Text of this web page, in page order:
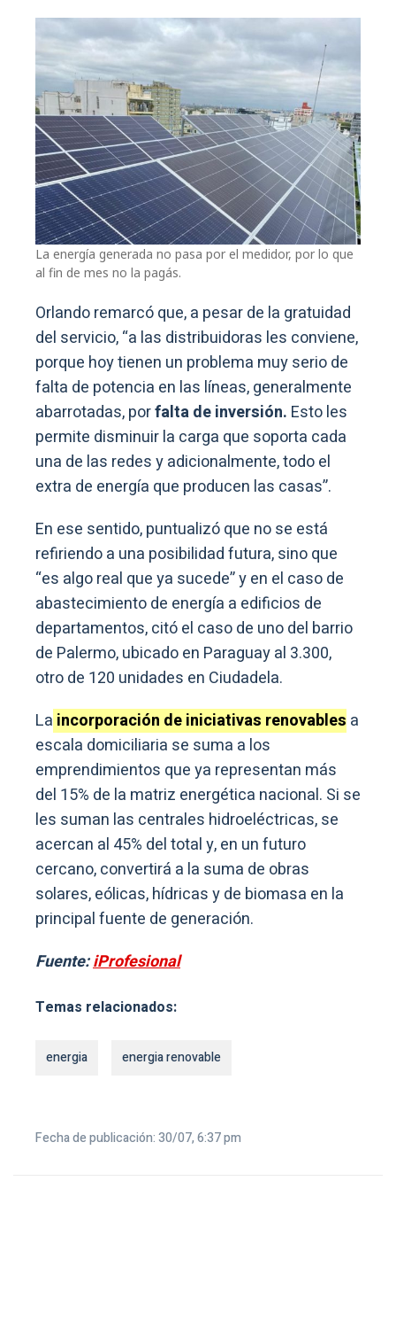
La energía generada no pasa por el medidor, por lo que
al fin de mes no la pagás.
Orlando remarcó que, a pesar de la gratuidad
del servicio, “a las distribuidoras les conviene,
porque hoy tienen un problema muy serio de
falta de potencia en las líneas, generalmente
abarrotadas, porfalta de inversión. Esto les
permite disminuir la carga que soporta cada
una de las redes y adicionalmente, todo el
extra de energía que producen las casas”.
En ese sentido, puntualizó que no se está
refiriendo a una posibilidad futura, sino que
“es algo real que ya sucede” y en el caso de
abastecimiento de energía a edificios de
departamentos, citó el caso de uno del barrio
de Palermo, ubicado en Paraguay al 3.300,
otro de 120 unidades en Ciudadela.
La incorporación de iniciativas renovables a
escala domiciliaria se suma a los
emprendimientos que ya representan más
del 15% de la matriz energética nacional. Si se
les suman las centrales hidroeléctricas, se
acercan al 45% del total y, en un futuro
cercano, convertirá a la suma de obras
solares, eólicas, hídricas y de biomasa en la
principal fuente de generación.
Fuente:iProfesional
Temas relacionados:
energia energia renovable
Fecha de publicación: 30/07, 6:37 pm